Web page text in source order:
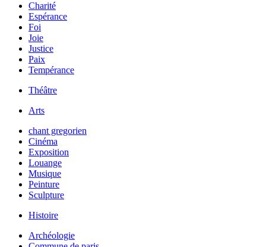
Charité
Espérance
Foi
Joie
Justice
Paix
Tempérance
Théâtre
Arts
chant gregorien
Cinéma
Exposition
Louange
Musique
Peinture
Sculpture
Histoire
Archéologie